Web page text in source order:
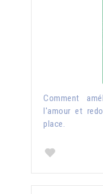
Comment
l'amour et
place.